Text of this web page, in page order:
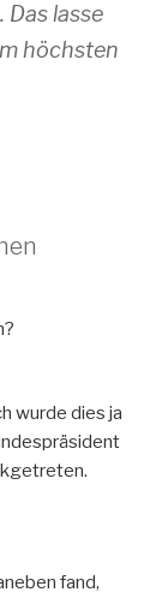
lasse
höchsten
wurde dies ja
fand,